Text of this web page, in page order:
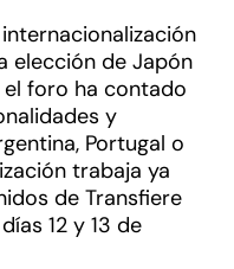
elección de Japón
foro ha contado
y
Portugal o
trabaja ya
de Transfiere
12 y 13 de